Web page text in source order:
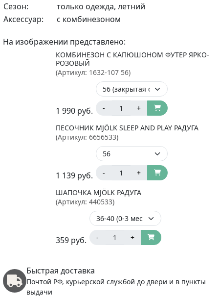
Сезон:
только одежда, летний
Аксессуар:
с комбинезоном
На изображении представлено:
КОМБИНЕЗОН С КАПЮШОНОМ ФУТЕР ЯРКО-
РОЗОВЫЙ
(Артикул: 1632-107 56)
1 990 руб. - +
ПЕСОЧНИК MJÖLK SLEEP AND PLAY РАДУГА
(Артикул: 6656533)
1 139 руб. - +
ШАПОЧКА MJÖLK РАДУГА
(Артикул: 440533)
359 руб. - +
Быстрая доставка
Почтой РФ, курьерской службой до двери и в пункты
выдачи